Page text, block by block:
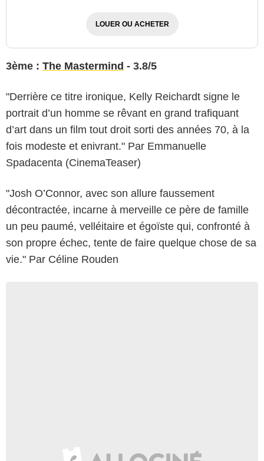
LOUER OU ACHETER
3ème : The Mastermind - 3.8/5
"Derrière ce titre ironique, Kelly Reichardt signe le
portrait d’un homme se rêvant en grand trafiquant
d’art dans un film tout droit sorti des années 70, à la
fois modeste et enivrant." Par Emmanuelle
Spadacenta (CinemaTeaser)
"Josh O’Connor, avec son allure faussement
décontractée, incarne à merveille ce père de famille
un peu paumé, velléitaire et égoïste qui, confronté à
son propre échec, tente de faire quelque chose de sa
vie." Par Céline Rouden